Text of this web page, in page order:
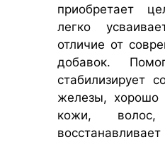
приобретает
легко
отличие от
добавок.
стабилизирует
железы, хорошо
кожи, волос,